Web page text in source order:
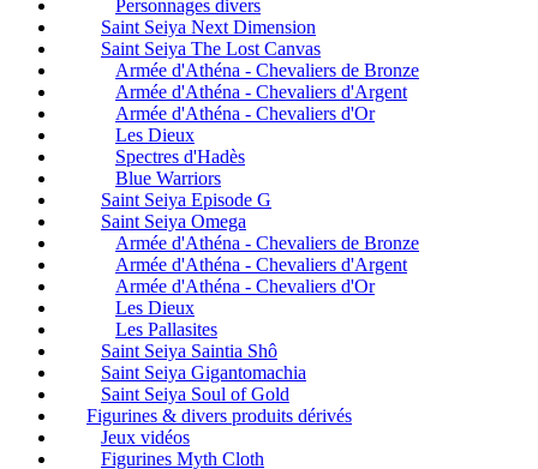
Personnages divers
Saint Seiya Next Dimension
Saint Seiya The Lost Canvas
Armée d'Athéna - Chevaliers de Bronze
Armée d'Athéna - Chevaliers d'Argent
Armée d'Athéna - Chevaliers d'Or
Les Dieux
Spectres d'Hadès
Blue Warriors
Saint Seiya Episode G
Saint Seiya Omega
Armée d'Athéna - Chevaliers de Bronze
Armée d'Athéna - Chevaliers d'Argent
Armée d'Athéna - Chevaliers d'Or
Les Dieux
Les Pallasites
Saint Seiya Saintia Shô
Saint Seiya Gigantomachia
Saint Seiya Soul of Gold
Figurines & divers produits dérivés
Jeux vidéos
Figurines Myth Cloth